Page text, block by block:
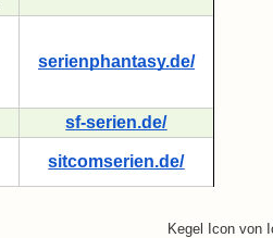
serienphantasy.de/
sf-serien.de/
sitcomserien.de/
Kegel Icon von